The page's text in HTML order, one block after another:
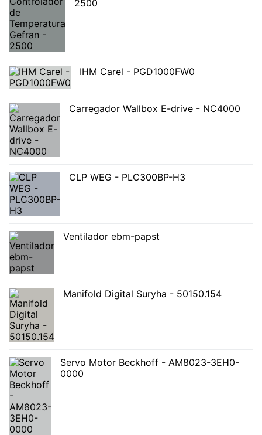
2500
IHM Carel - PGD1000FW0
Carregador Wallbox E-drive - NC4000
CLP WEG - PLC300BP-H3
Ventilador ebm-papst
Manifold Digital Suryha - 50150.154
Servo Motor Beckhoff - AM8023-3EH0-
0000